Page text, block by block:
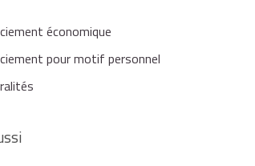
économique
pour motif personnel